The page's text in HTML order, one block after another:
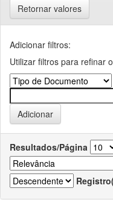
Retornar valores
Adicionar filtros:
Utilizar filtros para refinar
Resultados/Página